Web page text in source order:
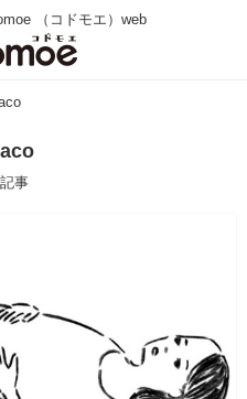
（コドモエ）web
事